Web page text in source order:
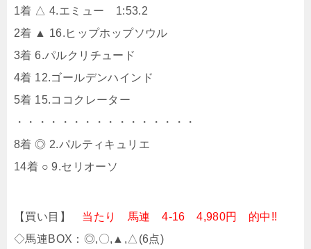
1着 △ 4.エミュー 1:53.2
2着 ▲ 16.ヒップホップソウル
3着 6.パルクリチュード
4着 12.ゴールデンハインド
5着 15.ココクレーター
・・・・・・・・・・・・・・・・
8着 ◎ 2.パルティキュリエ
14着 ○ 9.セリオーソ
【買い目】 当たり 馬連 4-16 4,980円 的中!!
◇馬連BOX：◎,〇,▲,△(6点)